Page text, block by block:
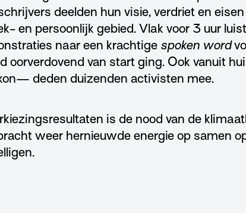
deelden hun visie, verdriet en
en persoonlijk gebied. Vlak voor 3 uur
naar een krachtige spoken word
oorverdovend van start ging. Ook vanuit
deden duizenden activisten mee.
is de nood van de
weer hernieuwde energie op samen